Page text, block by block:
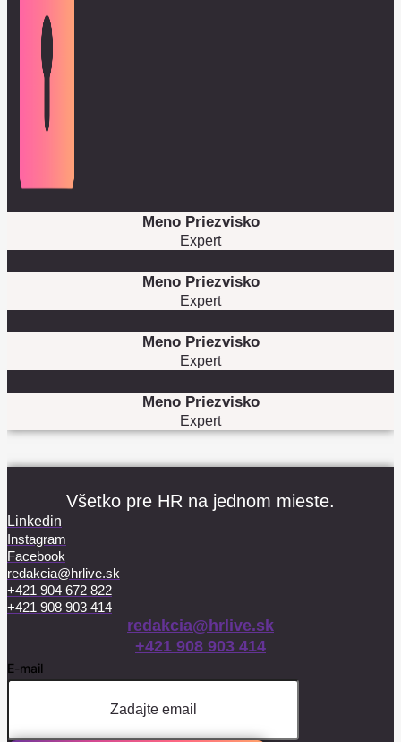
Meno Priezvisko
Expert
Meno Priezvisko
Expert
Meno Priezvisko
Expert
Meno Priezvisko
Expert
Všetko pre HR na jednom mieste.
Linkedin
Instagram
Facebook
redakcia@hrlive.sk
+421 904 672 822
+421 908 903 414
redakcia@hrlive.sk
+421 908 903 414
E-mail